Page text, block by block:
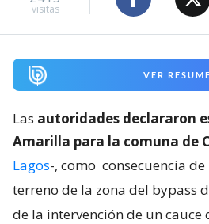
visitas
VER
Las autoridades declararon
Amarilla para la comuna de
Lagos-, como consecuencia
terreno de la zona del bypass
de la intervención de un cauce